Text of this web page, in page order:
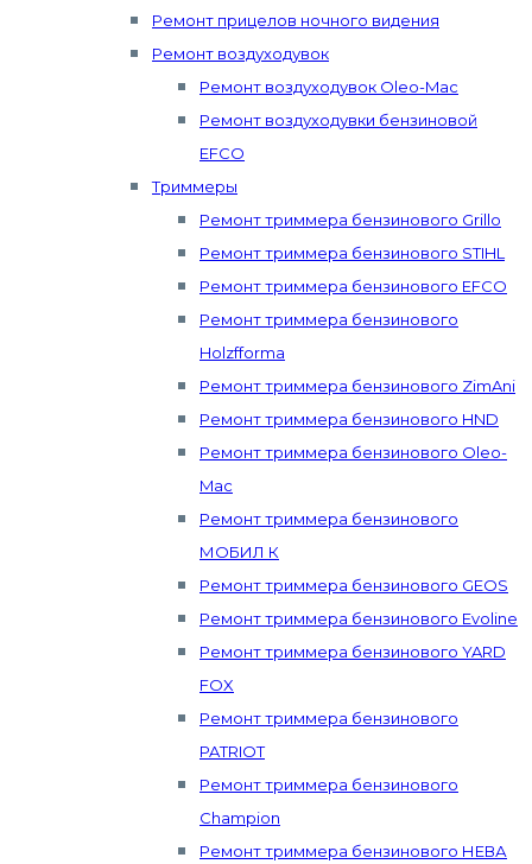
Ремонт прицелов ночного видения
Ремонт воздуходувок
Ремонт воздуходувок Oleo-Mac
Ремонт воздуходувки бензиновой
EFCO
Триммеры
Ремонт триммера бензинового Grillo
Ремонт триммера бензинового STIHL
Ремонт триммера бензинового EFCO
Ремонт триммера бензинового
Holzfforma
Ремонт триммера бензинового ZimAni
Ремонт триммера бензинового HND
Ремонт триммера бензинового Oleo-
Mac
Ремонт триммера бензинового
МОБИЛ К
Ремонт триммера бензинового GEOS
Ремонт триммера бензинового Evoline
Ремонт триммера бензинового YARD
FOX
Ремонт триммера бензинового
PATRIOT
Ремонт триммера бензинового
Champion
Ремонт триммера бензинового НЕВА